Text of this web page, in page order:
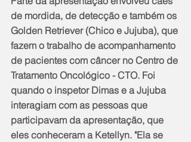
de mordida, de detecção e também os
Golden Retriever (Chico e Jujuba), que
fazem o trabalho de acompanhamento
de pacientes com câncer no Centro de
Tratamento Oncológico - CTO. Foi
quando o inspetor Dimas e a Jujuba
interagiam com as pessoas que
participavam da apresentação, que
eles conheceram a Ketellyn. "Ela se